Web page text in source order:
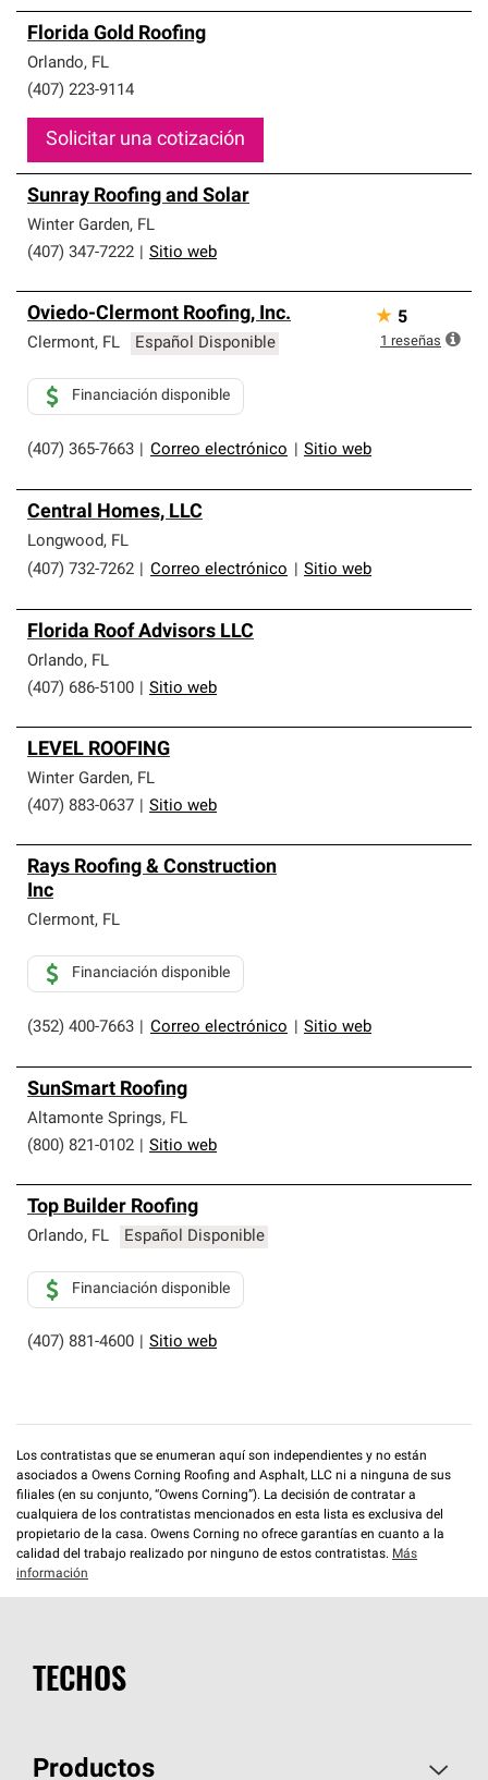
Florida Gold Roofing
Orlando, FL
(407) 223-9114
Solicitar una cotización
Sunray Roofing and Solar
Winter Garden, FL
(407) 347-7222
Sitio web
Oviedo-Clermont Roofing, Inc.
Clermont, FL Español Disponible
(407) 365-7663 Correo electrónico Sitio web
Financiación disponible
★ 5
1 reseñas
Central Homes, LLC
Longwood, FL
(407) 732-7262
Correo electrónico Sitio web
Florida Roof Advisors LLC
Orlando, FL
(407) 686-5100
Sitio web
LEVEL ROOFING
Winter Garden, FL
(407) 883-0637
Sitio web
Rays Roofing & Construction
Inc
Clermont, FL
(352) 400-7663 Correo electrónico Sitio web
Financiación disponible
SunSmart Roofing
Altamonte Springs, FL
(800) 821-0102
Sitio web
Top Builder Roofing
Orlando, FL Español Disponible
(407) 881-4600 Sitio web
Financiación disponible
Los contratistas que se enumeran aquí son independientes y no están
asociados a Owens Corning Roofing and Asphalt, LLC ni a ninguna de sus
filiales (en su conjunto, “Owens Corning”). La decisión de contratar a
cualquiera de los contratistas mencionados en esta lista es exclusiva del
propietario de la casa. Owens Corning no ofrece garantías en cuanto a la
calidad del trabajo realizado por ninguno de estos contratistas. Más
información
TECHOS
Productos